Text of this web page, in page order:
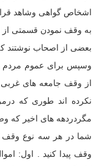
اشخاص گواهی وشاهد
به وقف نمودن قسمتی از
بعضی از اصحاب نوشتند
وسپس برای عموم مردم
از وقف جامعه های غربی
نکرده اند طوری که
مگردردهه های اخیر که
شما در هر سه نوع وقف
وقف پیدا کنید . اول: